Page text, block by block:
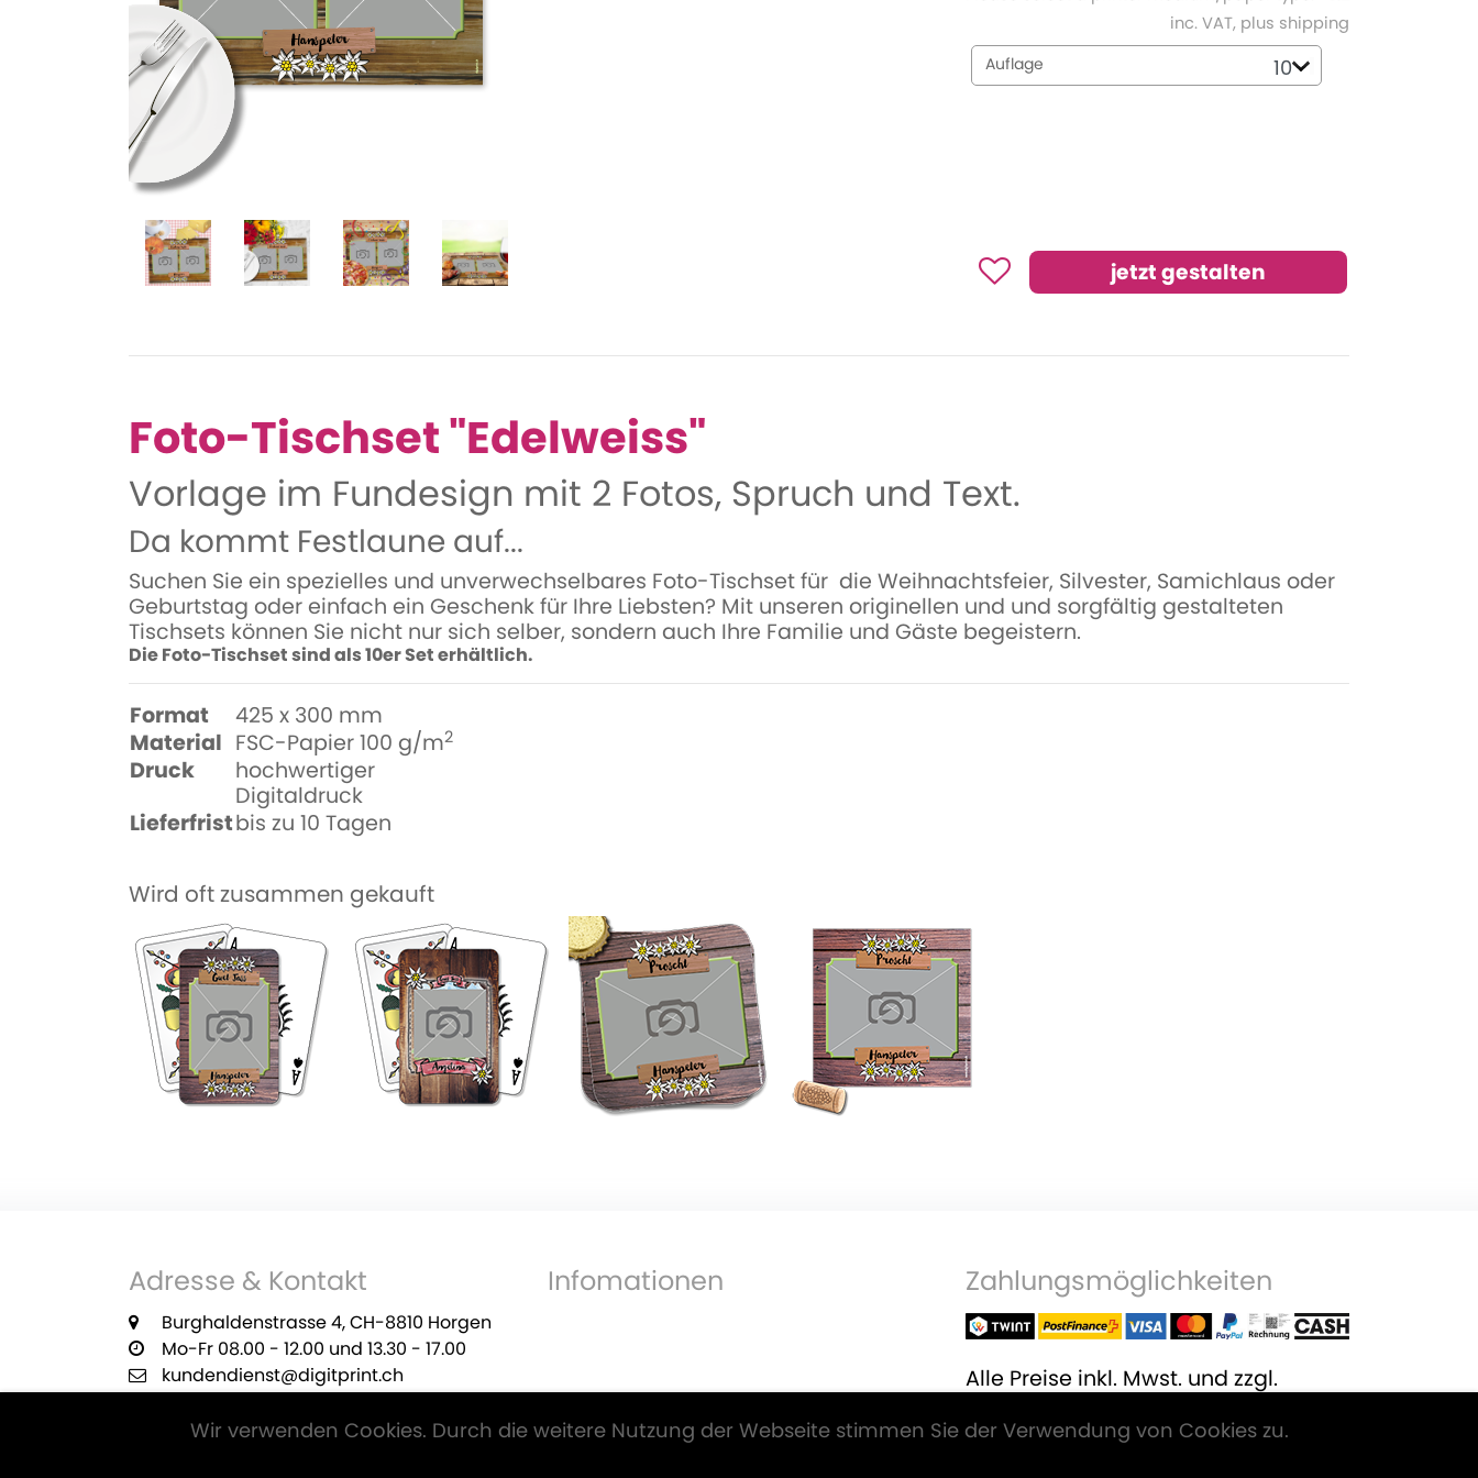
inc. VAT, plus shipping
Auflage
Foto-Tischset "Edelweiss"
Vorlage im Fundesign mit 2 Fotos, Spruch und Text.
Da kommt Festlaune auf...
Suchen Sie ein spezielles und unverwechselbares Foto-Tischset für die Weihnachtsfeier, Silvester, Samichlaus oder
Geburtstag oder einfach ein Geschenk für Ihre Liebsten? Mit unseren originellen und und sorgfältig gestalteten
Tischsets können Sie nicht nur sich selber, sondern auch Ihre Familie und Gäste begeistern.
Die Foto-Tischset sind als 10er Set erhältlich.
Format
425 x 300 mm
Material FSC-Papier 100 g/m2
Druck
hochwertiger
Digitaldruck
Lieferfristbis zu 10 Tagen
Wird oft zusammen gekauft
Adresse & Kontakt
Burghaldenstrasse 4, CH-8810 Horgen
Mo-Fr 08.00 - 12.00 und 13.30 - 17.00
kundendienst@digitprint.ch
Infomationen Zahlungsmöglichkeiten
Alle Preise inkl. Mwst. und zzgl.
Wir verwenden Cookies. Durch die weitere Nutzung der Webseite stimmen Sie der Verwendung von Cookies zu.